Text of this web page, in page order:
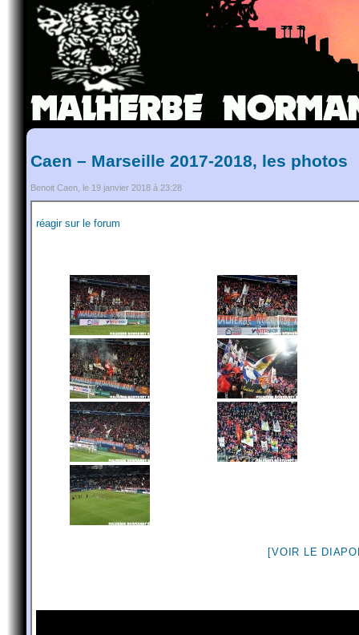
Caen – Marseille 2017-2018, les photos
Benoit Caen, le 19 janvier 2018 à 23:28
réagir sur le forum
[VOIR LE